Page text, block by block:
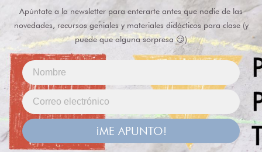
Apúntate a la newsletter para enterarte antes que nadie de las
novedades, recursos geniales y materiales didácticos para clase (y
puede que alguna sorpresa 😏)
¡ME APUNTO!